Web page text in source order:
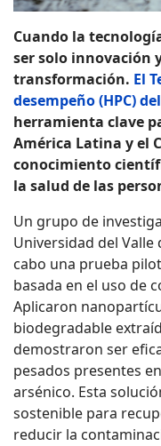
Cuando la
ser solo innovación
transformación. El
desempeño (HPC)
herramienta clave
América Latina y el
conocimiento
la salud de las
Un grupo de
Universidad del Valle
cabo una prueba
basada en el uso de
Aplicaron
biodegradable
demostraron ser
pesados presentes
arsénico. Esta
sostenible para
reducir la